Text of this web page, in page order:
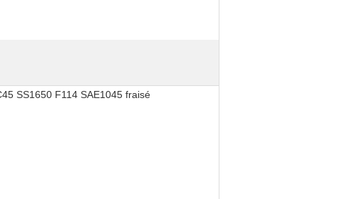
SS1650 F114 SAE1045 fraisé